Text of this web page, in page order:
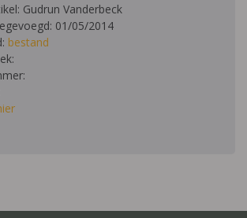
Gudrun Vanderbeck
01/05/2014
bestand